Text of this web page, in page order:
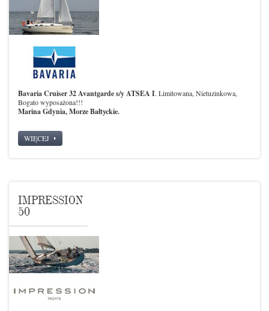
Bavaria Cruiser 32 Avantgarde s/y ATSEA I. Limitowana, Nietuzinkowa,
Bogato wyposażona!!!
Marina Gdynia, Morze Bałtyckie.
WIĘCEJ
IMPRESSION
50